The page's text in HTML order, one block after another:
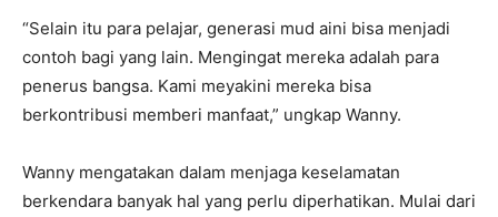
“Selain itu para pelajar, generasi mud aini bisa menjadi
contoh bagi yang lain. Mengingat mereka adalah para
penerus bangsa. Kami meyakini mereka bisa
berkontribusi memberi manfaat,” ungkap Wanny.
Wanny mengatakan dalam menjaga keselamatan
berkendara banyak hal yang perlu diperhatikan. Mulai dari